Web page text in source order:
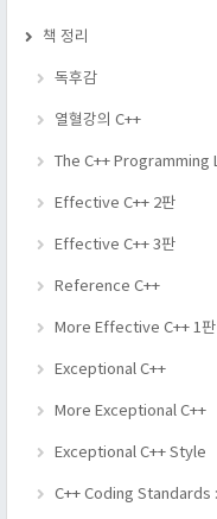
책 정리
독후감
열혈강의 C++
The C++ Programming
Effective C++ 2판
Effective C++ 3판
Reference C++
More Effective C++ 1판
Exceptional C++
More Exceptional C++
Exceptional C++ Style
C++ Coding Standards :